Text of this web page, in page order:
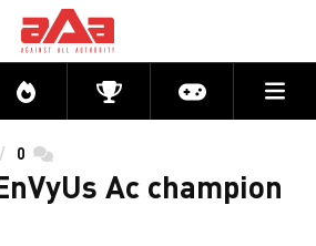
Directs CompétitionsActu jeux
0 commentaires
Ac champion